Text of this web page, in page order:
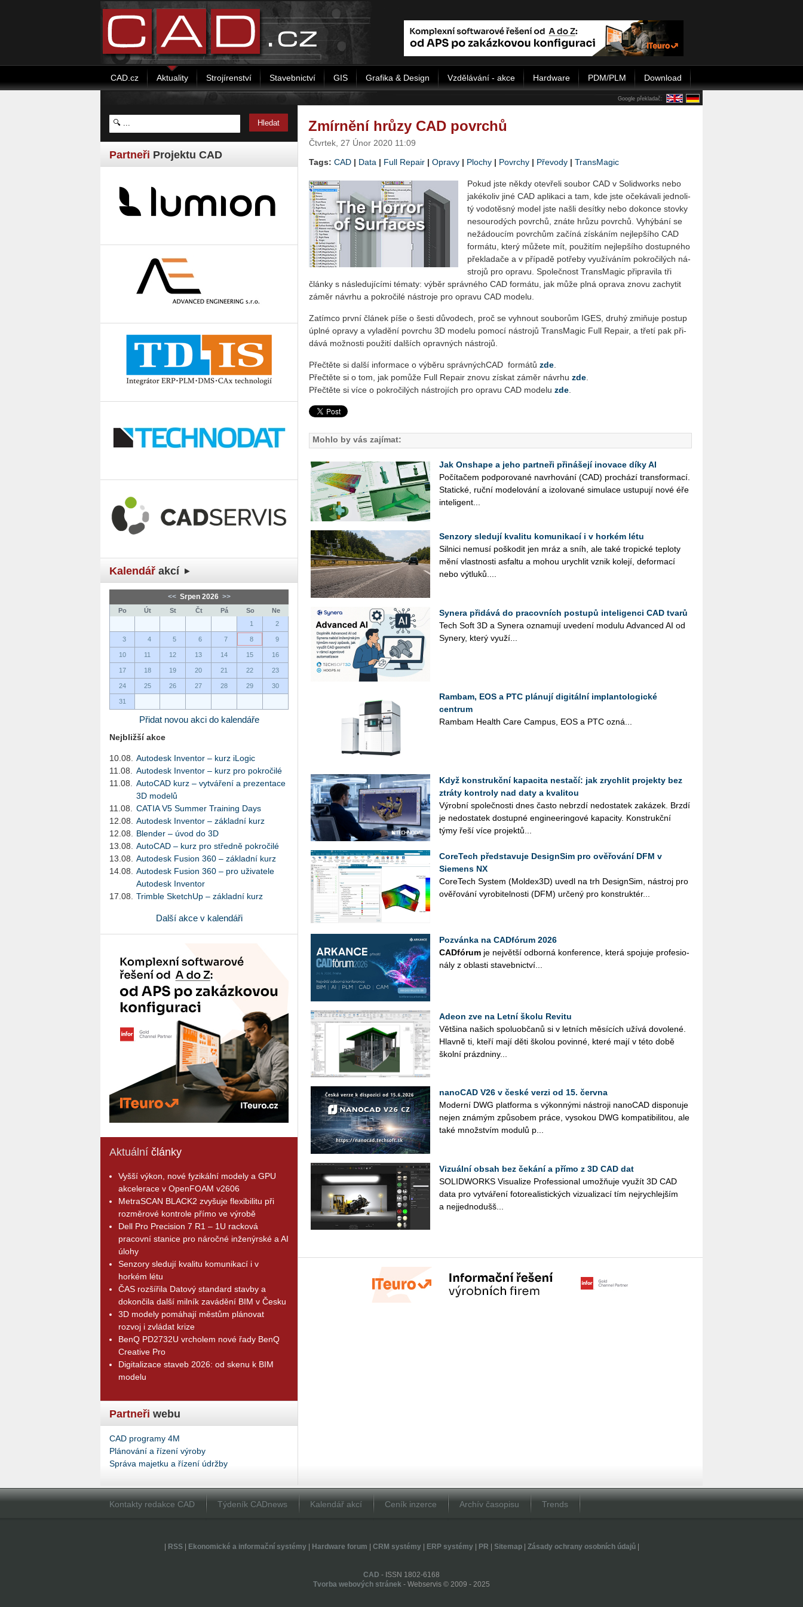
CAD.cz Aktuality Strojírenství Stavebnictví GIS Grafika & Design Vzdělávání - akce Hardware PDM/PLM Download
Google překladač:
Partneři Projektu CAD
Kalendář akcí
<< Srpen 2026 >>
Po Út St Čt Pá So
Ne
1
2
3 4 5 6 7 8 9
10 11 12 13 14 15 16
17 18 19 20 21 22 23
24 25 26 27 28 29 30
31
Přidat novou akci do kalendáře
Nejbližší akce
10.08.
Autodesk Inventor – kurz iLogic
11.08.
Autodesk Inventor – kurz pro pokročilé
11.08.
AutoCAD kurz – vytváření a prezentace
3D modelů
11.08.
CATIA V5 Summer Training Days
12.08.
Autodesk Inventor – základní kurz
12.08.
Blender – úvod do 3D
13.08.
AutoCAD – kurz pro středně pokročilé
13.08.
Autodesk Fusion 360 – základní kurz
14.08.
Autodesk Fusion 360 – pro uživatele
Autodesk Inventor
17.08.
Trimble SketchUp – základní kurz
Další akce v kalendáři
Aktuální články
Vyšší výkon, nové fyzikální modely a GPU
akcelerace v OpenFOAM v2606
MetraSCAN BLACK2 zvyšuje flexibilitu při
rozměrové kontrole přímo ve výrobě
Dell Pro Precision 7 R1 – 1U racková
pracovní stanice pro náročné inženýrské a AI
úlohy
Senzory sledují kvalitu komunikací i v
horkém létu
ČAS rozšířila Datový standard stavby a
dokončila další milník zavádění BIM v Česku
3D modely pomáhají městům plánovat
rozvoj i zvládat krize
BenQ PD2732U vrcholem nové řady BenQ
Creative Pro
Digitalizace staveb 2026: od skenu k BIM
modelu
Partneři webu
CAD programy 4M
Plánování a řízení výroby
Správa majetku a řízení údržby
Zmírnění hrůzy CAD povrchů
Čtvrtek, 27 Únor 2020 11:09
Tags: CAD | Data | Full Repair | Opravy | Plochy | Povrchy | Převody | TransMagic
Pokud jste někdy ote­vře­li sou­bor CAD v So­li­dworks nebo
ja­ké­ko­liv jiné CAD apli­ka­ci a tam, kde jste oče­ká­va­li jed­no­li­
tý vo­do­těs­ný model jste našli de­sít­ky nebo do­kon­ce stov­ky
ne­sou­ro­dých po­vrchů, znáte hrůzu po­vrchů. Vy­hý­bá­ní se
ne­žá­dou­cím po­vrchům za­čí­ná zís­ká­ním nej­lep­ší­ho CAD
for­má­tu, který mů­že­te mít, po­u­ži­tím nej­lep­ší­ho do­stup­né­ho
pře­kla­da­če a v pří­pa­dě po­tře­by vy­u­ží­vá­ním po­kro­či­lých ná­
stro­jů pro opra­vu. Spo­leč­nost TransMa­gic při­pra­vi­la tři
člán­ky s ná­sle­du­jí­cí­mi té­ma­ty: výběr správ­né­ho CAD for­má­tu, jak může plná opra­va znovu za­chy­tit
záměr ná­vr­hu a po­kro­či­lé ná­stro­je pro opra­vu CAD mo­de­lu.
Za­tím­co první člá­nek píše o šesti dů­vo­dech, proč se vy­hnout sou­bo­rům IGES, druhý zmiňuje po­stup
úplné opra­vy a vy­la­dě­ní po­vrchu 3D mo­de­lu po­mo­cí ná­stro­jů TransMa­gic Full Re­pair, a třetí pak při­
dá­vá mož­nos­ti po­u­ži­tí dalších oprav­ných ná­stro­jů.
Pře­čtě­te si další in­for­ma­ce o vý­bě­ru správ­nýchCAD for­má­tů zde
Pře­čtě­te si o tom, jak pomůže Full Re­pair znovu zís­kat záměr ná­vr­hu zde
Pře­čtě­te si více o po­kro­či­lých ná­stro­jích pro opra­vu CAD mo­de­lu zde
Mohlo by vás zajímat:
Jak Onshape a jeho partneři přinášejí inovace díky AI
Po­čí­ta­čem pod­po­ro­va­né na­vr­ho­vá­ní (CAD) pro­chá­zí trans­for­ma­cí.
Sta­tic­ké, ruční mo­de­lo­vá­ní a izo­lo­va­né si­mu­la­ce ustu­pu­jí nové éře
in­te­li­gent­...
Senzory sledují kvalitu komunikací i v horkém létu
Sil­ni­ci ne­mu­sí po­ško­dit jen mráz a sníh, ale také tro­pic­ké tep­lo­ty
mění vlast­nos­ti as­fal­tu a mohou urych­lit vznik ko­le­jí, de­for­ma­cí
nebo vý­tlu­ků....
Synera přidává do pracovních postupů inteligenci CAD tvarů
Tech Soft 3D a Sy­ne­ra ozna­mu­jí uve­de­ní mo­du­lu Advan­ced AI od
Sy­ne­ry, který vy­u­ží...
Rambam, EOS a PTC plánují digitální implantologické
centrum
Rambam Health Care Campus, EOS a PTC ozná­...
Když konstrukční kapacita nestačí: jak zrychlit projekty bez
ztráty kontroly nad daty a kvalitou
Vý­rob­ní spo­leč­nos­ti dnes často ne­brz­dí ne­do­sta­tek za­ká­zek. Brzdí
je ne­do­sta­tek do­stup­né en­gi­nee­rin­go­vé ka­pa­ci­ty. Kon­strukč­ní
týmy řeší více pro­jek­tů...
CoreTech představuje DesignSim pro ověřování DFM v
Siemens NX
Co­re­Tech Sys­tem (Mol­dex­3D) uvedl na trh De­sign­Sim, ná­stroj pro
ově­řo­vá­ní vy­ro­bi­tel­nos­ti (DFM) ur­če­ný pro kon­struk­té­r...
Pozvánka na CADfórum 2026
CAD­fó­rum je nej­vět­ší od­bor­ná kon­fe­ren­ce, která spo­ju­je pro­fe­si­o­
ná­ly z ob­las­ti sta­veb­nic­tví...
Adeon zve na Letní školu Revitu
Vět­ši­na na­šich spo­lu­ob­ča­nů si v let­ních mě­sí­cích užívá do­vo­le­né.
Hlav­ně ti, kteří mají děti ško­lou po­vin­né, které mají v této době
škol­ní prázd­ni­ny...
nanoCAD V26 v české verzi od 15. června
Mo­der­ní DWG plat­for­ma s vý­kon­ný­mi ná­stro­ji na­no­CAD dis­po­nu­je
nejen zná­mým způ­so­bem práce, vy­so­kou DWG kom­pa­ti­bi­li­tou, ale
také množ­stvím mo­du­lů p...
Vizuální obsah bez čekání a přímo z 3D CAD dat
SO­LID­WORKS Vi­su­a­li­ze Pro­fes­si­o­nal umož­ňuje vy­u­žít 3D CAD
data pro vy­tvá­ře­ní fo­to­re­a­lis­tic­kých vi­zu­a­li­za­cí tím nej­rych­lej­ším
a nej­jed­no­duš­š...
Kontakty redakce CAD Týdeník CADnews Kalendář akcí Ceník inzerce Archív časopisu Trends
RSS| Ekonomické a informační systémy| Hardware forum CRM systémy| ERP systémy| PR Sitemap| Zásady ochrany osobních údajů|
CAD - ISSN 1802-6168
Tvorba webových stránek - Webservis © 2009 - 2025